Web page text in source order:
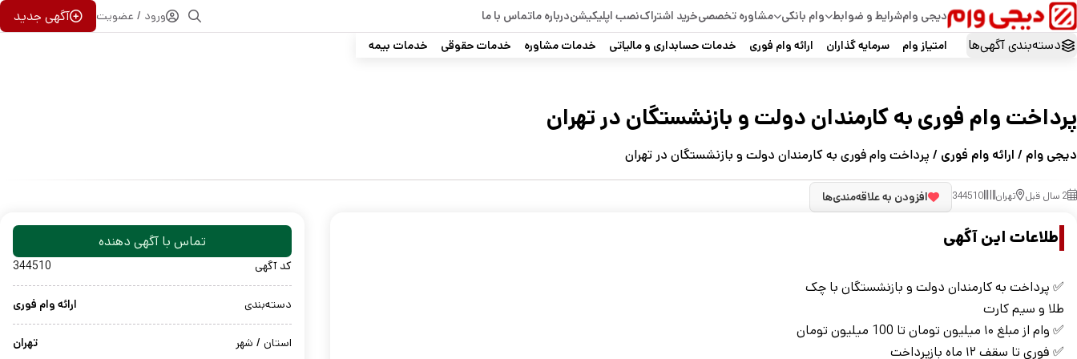
دیجی وامشرایط و ضوابط وام بانکی مشاوره تخصصیخرید اشتراکنصب اپلیکیشندرباره ماتماس با ما ورود / عضویت
آگهی جدید
دسته‌بندی آگهی‌ها
امتیاز وام سرمایه گذاران ارائه وام فوری خدمات حسابداری و مالیاتی خدمات مشاوره خدمات حقوقی خدمات بیمه
پرداخت وام فوری به کارمندان دولت و بازنشستگان در تهران
دیجی وام / ارائه وام فوری / پرداخت وام فوری به کارمندان دولت و بازنشستگان در تهران
2 سال قبل تهران 344510 افزودن به علاقه‌مندی‌ها
اطلاعات این آگهی
✅ پرداخت به کارمندان دولت و بازنشستگان با چک
طلا و سیم کارت
✅ وام از مبلغ ۱۰ میلیون تومان تا 100 میلیون تومان
✅ فوری تا سقف ۱۲ ماه بازپرداخت
تماس با آگهی دهنده
کد آگهی 344510
دسته‌بندی ارائه وام فوری
استان / شهر تهران